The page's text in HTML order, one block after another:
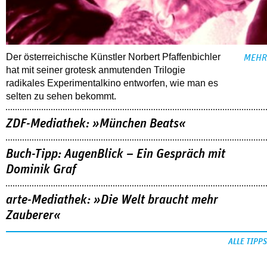
Der österreichische Künstler Norbert Pfaffenbichler
hat mit seiner grotesk anmutenden Trilogie
radikales Experimentalkino entworfen, wie man es
selten zu sehen bekommt.
MEHR
ZDF-Mediathek: »München Beats«
Buch-Tipp: AugenBlick – Ein Gespräch mit
Dominik Graf
arte-Mediathek: »Die Welt braucht mehr
Zauberer«
ALLE TIPPS